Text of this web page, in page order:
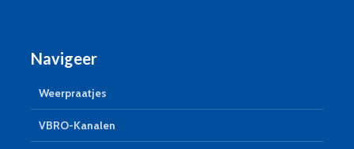
Navigeer
Weerpraatjes
VBRO-Kanalen